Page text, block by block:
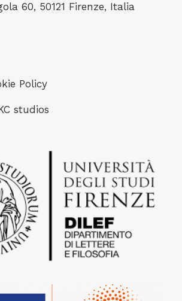
60, 50121 Firenze, Italia
Policy
studios